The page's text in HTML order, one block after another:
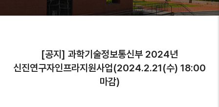
[공지] 과학기술정보통신부 2024년
신진연구자인프라지원사업(2024.2.21(수) 18:00
마감)